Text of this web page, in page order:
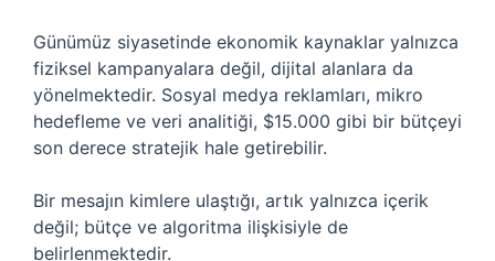
Günümüz siyasetinde ekonomik kaynaklar yalnızca
fiziksel kampanyalara değil, dijital alanlara da
yönelmektedir. Sosyal medya reklamları, mikro
hedefleme ve veri analitiği, $15.000 gibi bir bütçeyi
son derece stratejik hale getirebilir.
Bir mesajın kimlere ulaştığı, artık yalnızca içerik
değil; bütçe ve algoritma ilişkisiyle de
belirlenmektedir.